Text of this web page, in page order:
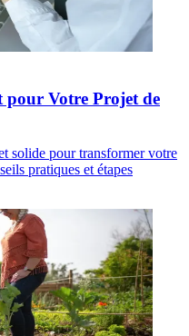
Votre Projet de
solide pour transformer votre
pratiques et étapes